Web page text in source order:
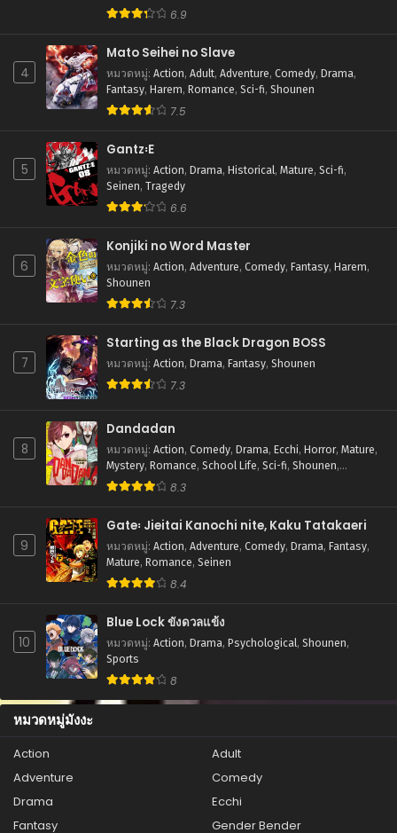
ตอนที่ 140
สิงหาคม 21, 2025
สิงหาคม 21, 2025
ตอนที่ 138
สิงหาคม 21, 2025
ตอนที่ 137
สิงหาคม 21, 2025
ตอนที่ 136
สิงหาคม 21, 2025
ตอนที่ 135
สิงหาคม 21, 2025
ตอนที่ 134
ตอนที่ 133
สิงหาคม 21, 2025
สิงหาคม 21, 2025
ตอนที่ 131
สิงหาคม 21, 2025
ตอนที่ 130
สิงหาคม 21, 2025
ตอนที่ 129
สิงหาคม 21, 2025
ตอนที่ 128
ตอนที่ 127
6.9
4
Mato Seihei no Slave
หมวดหมู่: Action, Adult, Adventure, Comedy, Drama,
Fantasy, Harem, Romance, Sci-fi, Shounen
7.5
5
Gantz꞉E
หมวดหมู่: Action, Drama, Historical, Mature, Sci-fi,
Seinen, Tragedy
6.6
6
Konjiki no Word Master
หมวดหมู่: Action, Adventure, Comedy, Fantasy, Harem,
Shounen
7.3
7
Starting as the Black Dragon BOSS
หมวดหมู่: Action, Drama, Fantasy, Shounen
7.3
8
Dandadan
หมวดหมู่: Action, Comedy, Drama, Ecchi, Horror, Mature,
Mystery, Romance, School Life, Sci-fi, Shounen,
Supernatural 8.3
9
Gate꞉ Jieitai Kanochi nite, Kaku Tatakaeri
หมวดหมู่: Action, Adventure, Comedy, Drama, Fantasy,
Mature, Romance, Seinen
8.4
10
Blue Lock ขังดวลแข้ง
หมวดหมู่: Action, Drama, Psychological, Shounen,
Sports
8
หมวดหมู่มังงะ
Action
Adult
Adventure
Comedy
Drama
Ecchi
Fantasy
Gender Bender